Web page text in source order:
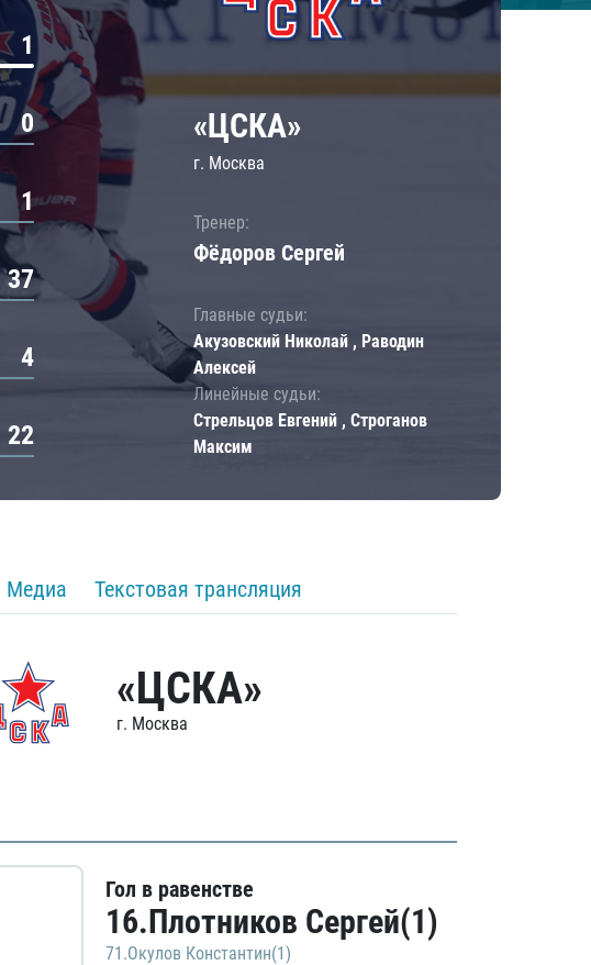
1
0
1
37
4
22
«ЦСКА»
г. Москва
Тренер:
Фёдоров Сергей
Главные судьи:
Акузовский Николай , Раводин
Алексей
Линейные судьи:
Стрельцов Евгений , Строганов
Максим
Медиа Текстовая трансляция
«ЦСКА»
г. Москва
Гол в равенстве
16.Плотников Сергей(1)
71.Окулов Константин(1)